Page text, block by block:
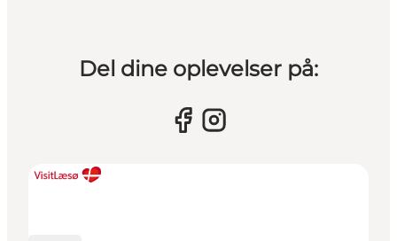
Del dine oplevelser på: